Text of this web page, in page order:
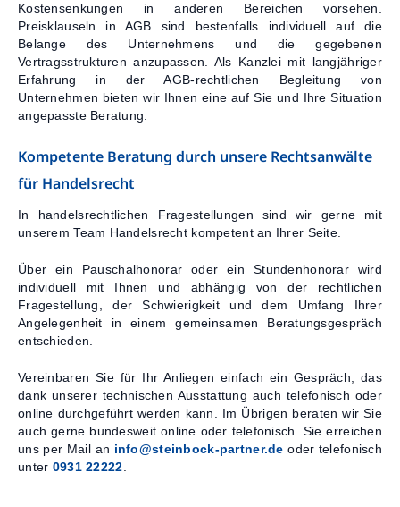
Kostensenkungen in anderen Bereichen vorsehen.
Preisklauseln in AGB sind bestenfalls individuell auf die
Belange des Unternehmens und die gegebenen
Vertragsstrukturen anzupassen. Als Kanzlei mit langjähriger
Erfahrung in der AGB-rechtlichen Begleitung von
Unternehmen bieten wir Ihnen eine auf Sie und Ihre Situation
angepasste Beratung.
Kompetente Beratung durch unsere Rechtsanwälte
für Handelsrecht
In handelsrechtlichen Fragestellungen sind wir gerne mit
unserem Team Handelsrecht kompetent an Ihrer Seite.
Über ein Pauschalhonorar oder ein Stundenhonorar wird
individuell mit Ihnen und abhängig von der rechtlichen
Fragestellung, der Schwierigkeit und dem Umfang Ihrer
Angelegenheit in einem gemeinsamen Beratungsgespräch
entschieden.
Vereinbaren Sie für Ihr Anliegen einfach ein Gespräch, das
dank unserer technischen Ausstattung auch telefonisch oder
online durchgeführt werden kann. Im Übrigen beraten wir Sie
auch gerne bundesweit online oder telefonisch. Sie erreichen
uns per Mail an info@steinbock-partner.de oder telefonisch
unter 0931 22222